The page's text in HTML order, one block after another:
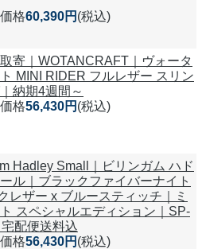
格60,390円 (税込)
寄｜WOTANCRAFT｜ヴォータ
MINI RIDER フルレザー スリン
納期4週間～
格56,430円 (税込)
Hadley Small｜ビリンガム ハド
ル｜ブラックファイバーナイト
レザー x ブルースティッチ｜ミ
スペシャルエディション｜SP-
配便送料込
格56,430円 (税込)